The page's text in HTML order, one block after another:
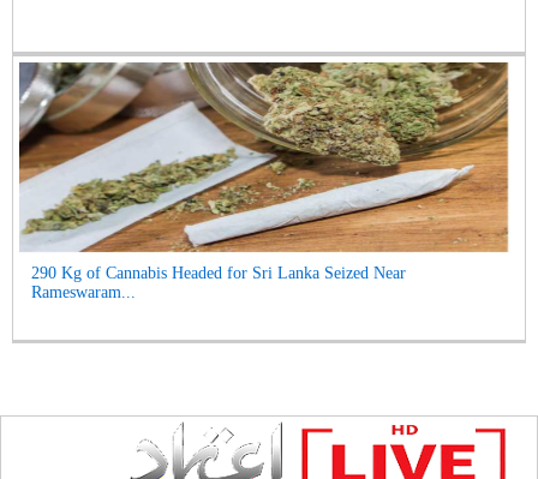
290 Kg of Cannabis Headed for Sri Lanka Seized Near
Rameswaram...